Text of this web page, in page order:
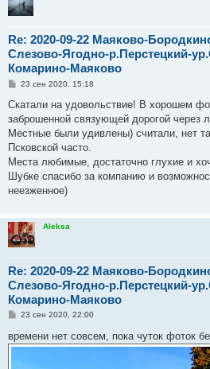
Re: 2020-09-22 Маяково-
Слезово-Ягодно-р.Перстецкий-
Комарино-Маяково
С
о
щ
е
и
е
23 сен 2020, 15:18
Скатали на удовольствие! В хорошем
заброшенной связующей дорогой через
Местные были удивлены) считали, нет
Псковской часто.
Места любимые, достаточно глухие и
Шубке спасибо за компанию и
неезженное)
Aleksa
Re: 2020-09-22 Маяково-
Слезово-Ягодно-р.Перстецкий-
Комарино-Маяково
С
о
б
23 сен 2020, 22:00
времени нет совсем, пока чуток фоток